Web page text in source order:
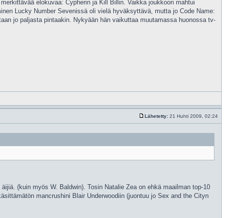
elokuvaa: Cypherin ja Kill Billin. Vaikka joukkoon mahtui
Lucky Number Sevenissä oli vielä hyväksyttävä, mutta jo Code Name:
jo paljasta pintaakin. Nykyään hän vaikuttaa muutamassa huonossa tv-
Lähetetty: 21 Huhti 2009, 02:24
(kuin myös W. Baldwin). Tosin Natalie Zea on ehkä maailman top-10
mancrushini Blair Underwoodiin (juontuu jo Sex and the Cityn